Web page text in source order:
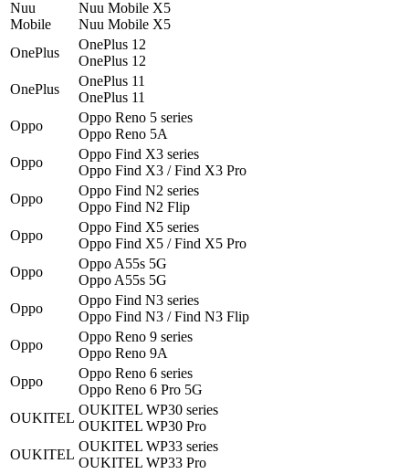
Nuu
Mobile
Nuu Mobile X5
Nuu Mobile X5
OnePlus
OnePlus 12
OnePlus 12
OnePlus
OnePlus 11
OnePlus 11
Oppo
Oppo Reno 5 series
Oppo Reno 5A
Oppo
Oppo Find X3 series
Oppo Find X3 / Find X3 Pro
Oppo
Oppo Find N2 series
Oppo Find N2 Flip
Oppo
Oppo Find X5 series
Oppo Find X5 / Find X5 Pro
Oppo
Oppo A55s 5G
Oppo A55s 5G
Oppo
Oppo Find N3 series
Oppo Find N3 / Find N3 Flip
Oppo
Oppo Reno 9 series
Oppo Reno 9A
Oppo
Oppo Reno 6 series
Oppo Reno 6 Pro 5G
OUKITEL
OUKITEL WP30 series
OUKITEL WP30 Pro
OUKITEL
OUKITEL WP33 series
OUKITEL WP33 Pro